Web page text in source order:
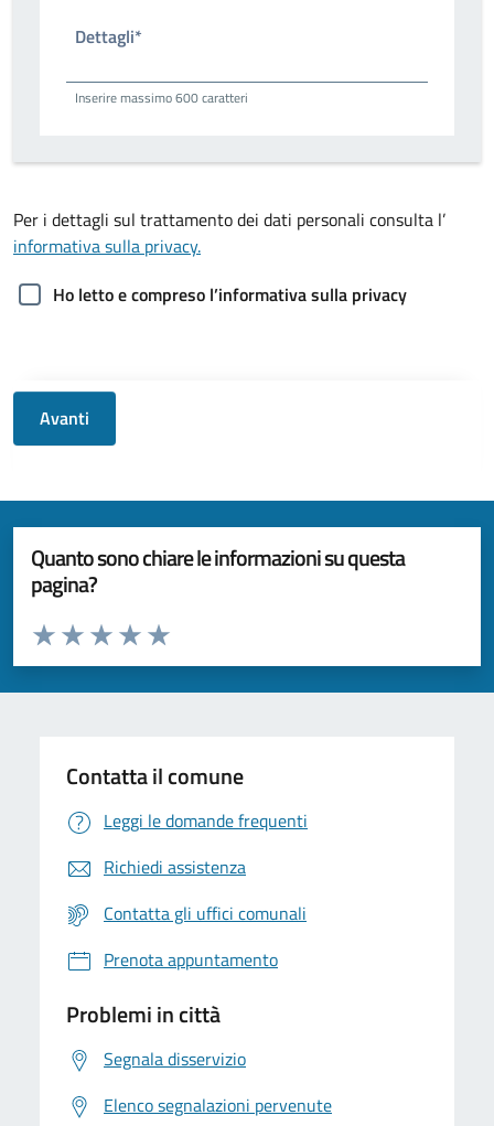
Dettagli*
Inserire massimo 600 caratteri
Per i dettagli sul trattamento dei dati personali consulta l’
informativa sulla privacy.
Ho letto e compreso l’informativa sulla privacy
Avanti
Quanto sono chiare le informazioni su questa
pagina?
Valuta da 1 a 5 stelle la pagina
Valuta 5 stelle su 5
Valuta 4 stelle su 5
Valuta 3 stelle su 5
Valuta 2 stelle su 5
Valuta 1 stelle su 5
Contatta il comune
Leggi le domande frequenti
Richiedi assistenza
Contatta gli uffici comunali
Prenota appuntamento
Problemi in città
Segnala disservizio
Elenco segnalazioni pervenute